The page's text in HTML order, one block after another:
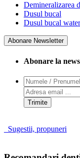
Demineralizarea
Dusul bucal
Dusul bucal
Abonare Newsletter
Abonare la
Trimite
Sugestii, propuneri